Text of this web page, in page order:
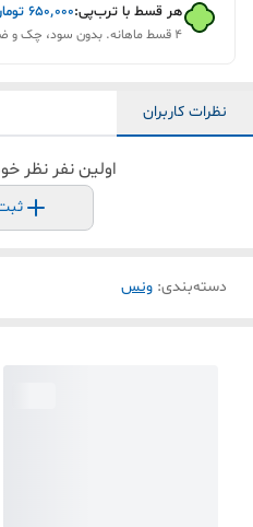
هر قسط با ترب‌پی:۶۵۰٬۰۰۰
۴ قسط ماهانه. بدون سود، چک و ضامن.
نظرات کاربران
اولین نفر نظر
دسته‌بندی: ونس